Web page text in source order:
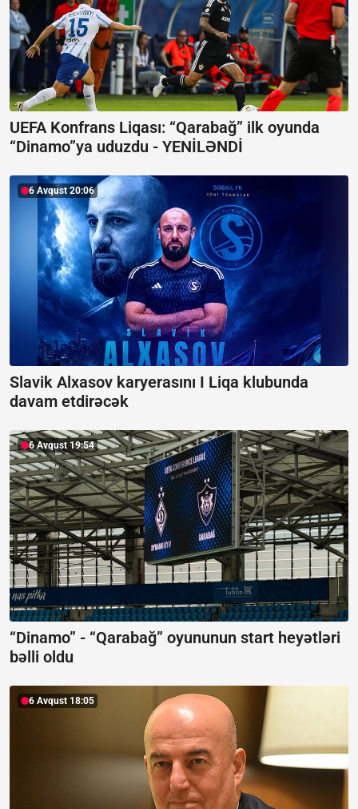
UEFA Konfrans Liqası: “Qarabağ” ilk oyunda
“Dinamo”ya uduzdu - YENİLƏNDİ
6 Avqust 20:06
Slavik Alxasov karyerasını I Liqa klubunda
davam etdirəcək
6 Avqust 19:54
“Dinamo” - “Qarabağ” oyununun start heyətləri
bəlli oldu
6 Avqust 18:05